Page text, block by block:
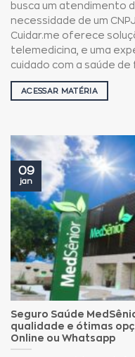
busca um atendimento
necessidade de um
Cuidar.me oferece
telemedicina, e uma
cuidado com a saúde de
ACESSAR MATÉRIA
Seguro Saúde
qualidade e ótimas
Online ou Whatsapp
09
jan